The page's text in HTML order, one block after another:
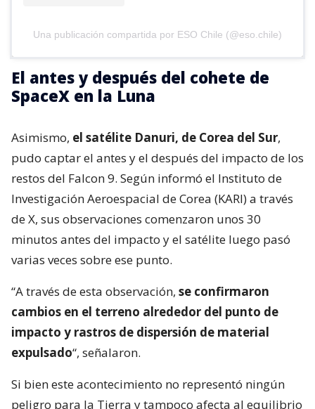
Una publicación compartida por ESO Chile (@eso.chile)
El antes y después del cohete de
SpaceX en la Luna
Asimismo, el satélite Danuri, de Corea del Sur,
pudo captar el antes y el después del impacto de los
restos del Falcon 9. Según informó el Instituto de
Investigación Aeroespacial de Corea (KARI) a través
de X, sus observaciones comenzaron unos 30
minutos antes del impacto y el satélite luego pasó
varias veces sobre ese punto.
“A través de esta observación, se confirmaron
cambios en el terreno alrededor del punto de
impacto y rastros de dispersión de material
expulsado“, señalaron.
Si bien este acontecimiento no representó ningún
peligro para la Tierra y tampoco afecta al equilibrio